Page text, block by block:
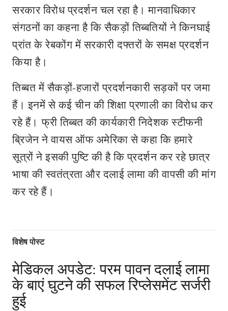
सरकार विरोध प्रदर्शन चल रहा है। मानवाधिकार
संगठनों का कहना है कि सैकड़ों तिब्बतियों ने किनघाई
प्रांत के रेबकोंग में सरकारी दफ्तरों के समक्ष प्रदर्शन
किया है।
तिब्बत में सैकड़ों-हजारों प्रदर्शनकारी सड़कों पर जमा
हैं। इनमें से कई चीन की शिक्षा प्रणाली का विरोध कर
रहे हैं। फ्री तिब्बत की कार्यकारी निदेशक स्टीफनी
ब्रिजेन ने वायस ऑफ अमेरिका से कहा कि हमारे
सूत्रों ने इसकी पुष्टि की है कि प्रदर्शन कर रहे छात्र
भाषा की स्वतंत्रता और दलाई लामा की वापसी की मांग
कर रहे हैं।
विशेष पोस्ट
मेडिकल अपडेट: परम पावन दलाई लामा
के बाएं घुटने की सफल रिप्लेसमेंट सर्जरी
हुई